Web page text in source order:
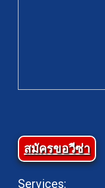
สมัครขอวีซ่า
Services: